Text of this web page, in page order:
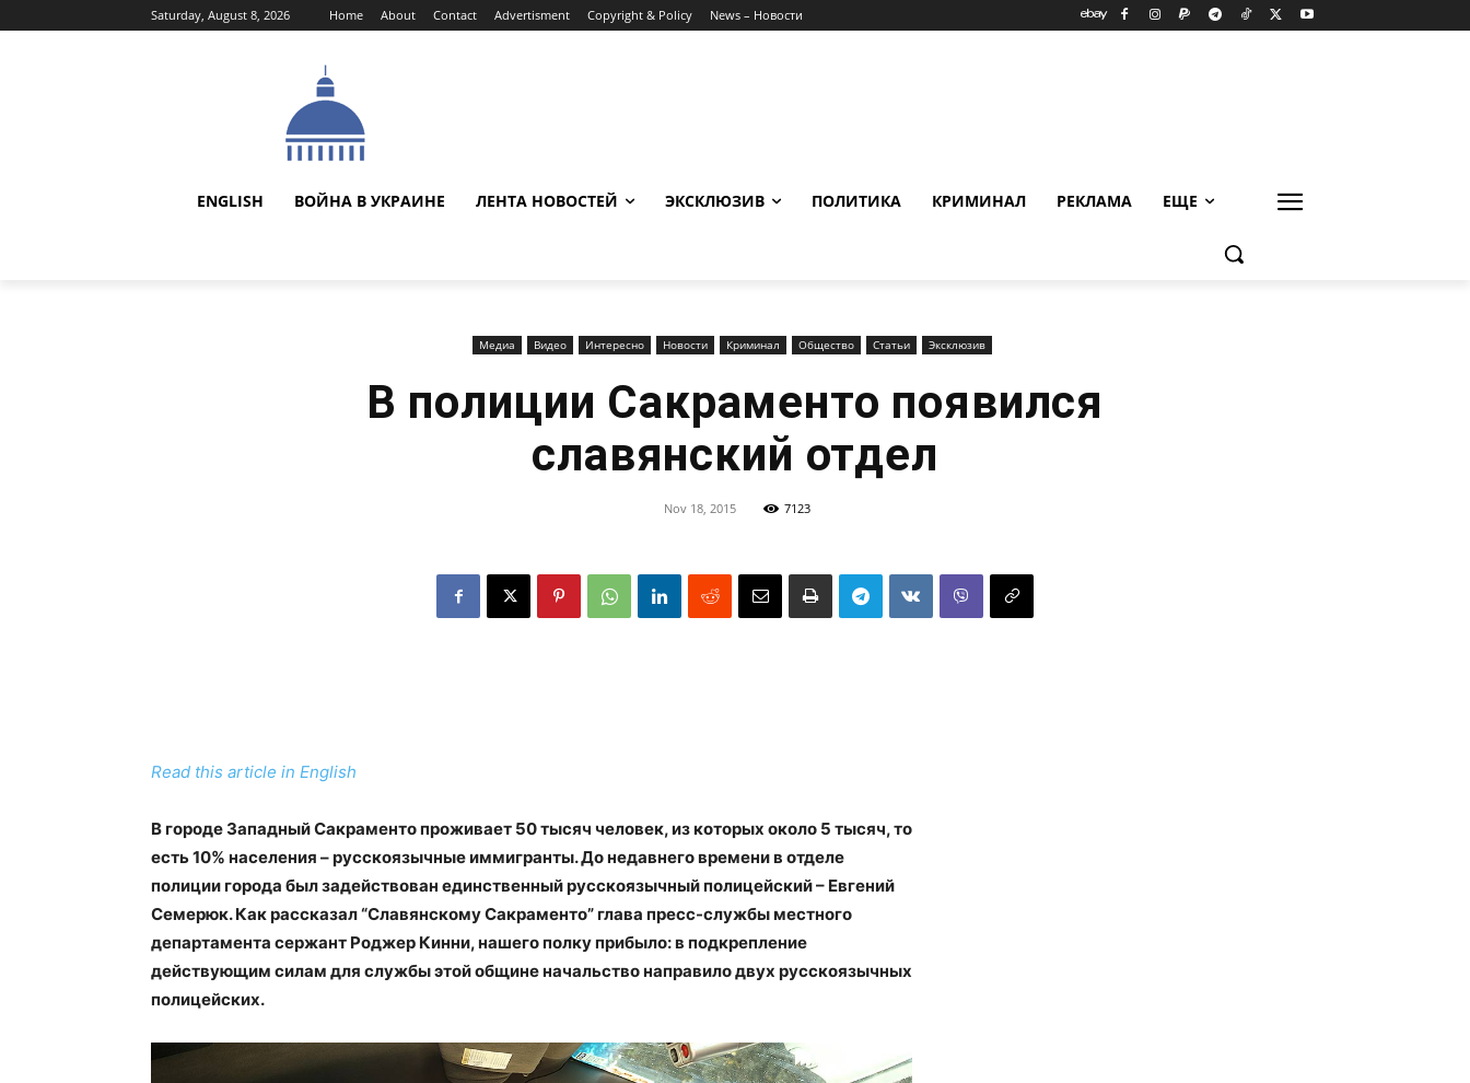
Saturday, August 8, 2026 Home About Contact Advertisment Copyright & Policy News – Новости
ENGLISH ВОЙНА В УКРАИНЕ ЛЕНТА НОВОСТЕЙ ЭКСКЛЮЗИВ ПОЛИТИКА КРИМИНАЛ РЕКЛАМА ЕЩЕ
Медиа Видео Интересно Новости Криминал Общество Статьи Эксклюзив
В полиции Сакраменто появился
славянский отдел
Nov 18, 2015 7123
Read this article in English
В городе Западный Сакраменто проживает 50 тысяч человек, из которых около 5 тысяч, то
есть 10% населения – русскоязычные иммигранты. До недавнего времени в отделе
полиции города был задействован единственный русскоязычный полицейский – Евгений
Семерюк. Как рассказал “Славянскому Сакраменто” глава пресс-службы местного
департамента сержант Роджер Кинни, нашего полку прибыло: в подкрепление
действующим силам для службы этой общине начальство направило двух русскоязычных
полицейских.